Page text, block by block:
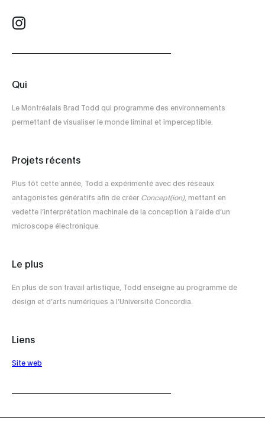
Qui
Le Montréalais Brad Todd qui programme des environnements
permettant de visualiser le monde liminal et imperceptible.
Projets récents
Plus tôt cette année, Todd a expérimenté avec des réseaux
antagonistes génératifs afin de créer Concept(ion), mettant en
vedette l’interprétation machinale de la conception à l’aide d’un
microscope électronique.
Le plus
En plus de son travail artistique, Todd enseigne au programme de
design et d’arts numériques à l’Université Concordia.
Liens
Site web